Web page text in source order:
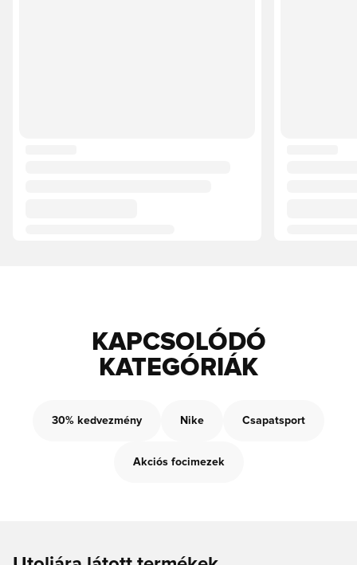
KAPCSOLÓDÓ
KATEGÓRIÁK
30% kedvezmény Nike Csapatsport
Akciós focimezek